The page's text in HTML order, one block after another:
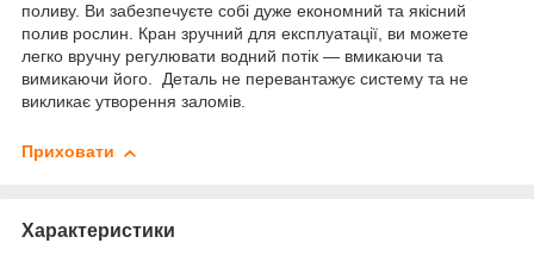
поливу. Ви забезпечуєте собі дуже економний та якісний
полив рослин. Кран зручний для експлуатації, ви можете
легко вручну регулювати водний потік — вмикаючи та
вимикаючи його. Деталь не перевантажує систему та не
викликає утворення заломів.
Приховати
Характеристики